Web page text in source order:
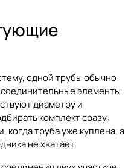
одной трубы обычно
элементы
диаметру и
комплект сразу:
когда труба уже куплена, а
не хватает.